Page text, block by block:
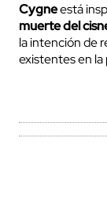
Cygneestá
muerte del
la intención de
existentes en